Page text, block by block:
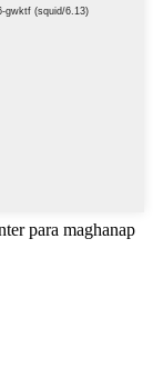
para maghanap